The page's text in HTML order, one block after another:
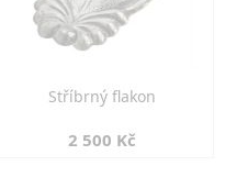
Stříbrný flakon
2 500 Kč